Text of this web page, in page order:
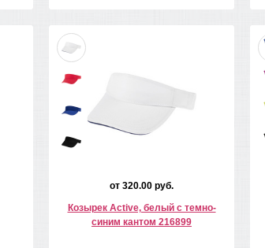
от 320.00 руб.
Козырек Active, белый с темно-
синим кантом 216899